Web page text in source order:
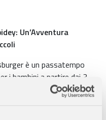
Un’Avventura
è un passatempo
i bambini a partire dai 3
un’attività perfetta per
dei più piccoli.